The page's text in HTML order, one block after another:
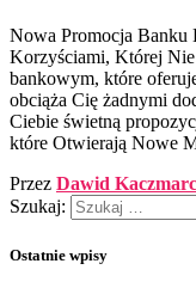
Nowa Promocja Banku
Korzyściami, Której
bankowym, które
obciąża Cię żadnymi
Ciebie świetną
które Otwierają Nowe
Przez Dawid
Szukaj:
Ostatnie wpisy